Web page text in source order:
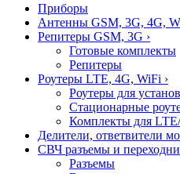
Приборы
Антенны GSM, 3G, 4G,
Репитеры GSM, 3G ›
Готовые комплекты
Репитеры
Роутеры LTE, 4G, WiFi ›
Роутеры для
Стационарные
Комплекты для
Делители, ответвители
СВЧ разъемы и
Разъемы